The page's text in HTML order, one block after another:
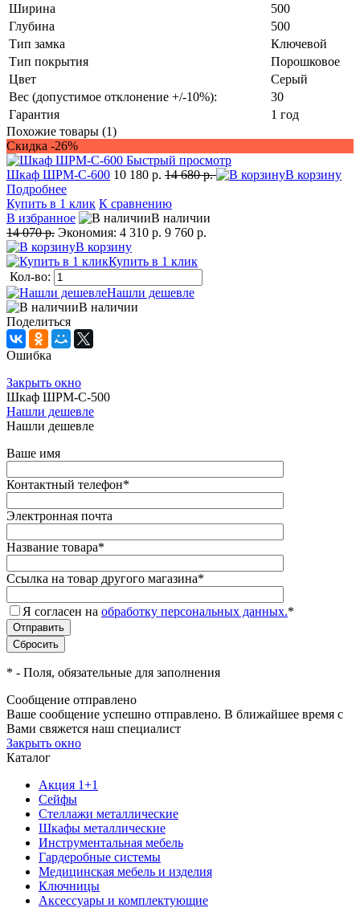
Ширина
500
Глубина
500
Тип замка
Ключевой
Тип покрытия
Порошковое
Цвет
Серый
Вес (допустимое отклонение +/-10%):
30
Гарантия
1 год
Похожие товары (1)
Скидка -26%
Быстрый просмотр
Шкаф ШРМ-С-600 10 180 р. 14 680 р.
В корзину
Подробнее
Купить в 1 клик К сравнению
В избранное
В наличии
14 070 р. Экономия: 4 310 р. 9 760 р.
В корзину
Купить в 1 клик
Кол-во:
Нашли дешевле
В наличии
Поделиться
Ошибка
Закрыть окно
Шкаф ШРМ-С-500
Нашли дешевле
Нашли дешевле
Ваше имя
Контактный телефон*
Электронная почта
Название товара*
Ссылка на товар другого магазина*
Я согласен на обработку персональных данных.*
* - Поля, обязательные для заполнения
Сообщение отправлено
Ваше сообщение успешно отправлено. В ближайшее время с
Вами свяжется наш специалист
Закрыть окно
Каталог
Акция 1+1
Сейфы
Стеллажи металлические
Шкафы металлические
Инструментальная мебель
Гардеробные системы
Медицинская мебель и изделия
Ключницы
Аксессуары и комплектующие